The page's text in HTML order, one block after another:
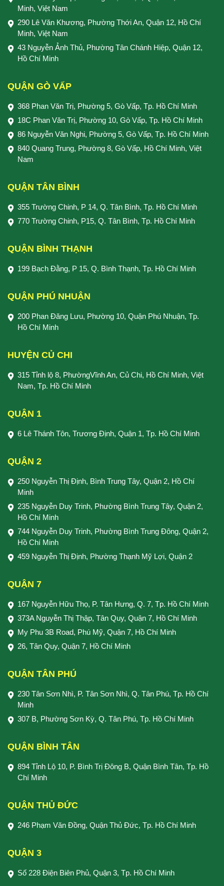
Minh, Việt Nam
290 Lê Văn Khương, Phường Thới An, Quận 12, Hồ Chí
Minh, Việt Nam
43 Nguyễn Ảnh Thủ, Phường Tân Chánh Hiệp, Quận 12,
Hồ Chí Minh
QUẬN GÒ VẤP
368 Phan Văn Trị, Phường 5, Gò Vấp, Tp. Hồ Chí Minh
18C Phan Văn Trị, Phường 10, Gò Vấp, Tp. Hồ Chí Minh
86 Nguyễn Văn Nghi, Phường 5, Gò Vấp, Tp. Hồ Chí Minh
840 Quang Trung, Phường 8, Gò Vấp, Hồ Chí Minh, Việt
Nam
QUẬN TÂN BÌNH
355 Trường Chinh, P 14, Q. Tân Bình, Tp. Hồ Chí Minh
770 Trường Chinh, P15, Q. Tân Bình, Tp. Hồ Chí Minh
QUẬN BÌNH THẠNH
199 Bạch Đằng, P 15, Q. Bình Thạnh, Tp. Hồ Chí Minh
QUẬN PHÚ NHUẬN
200 Phan Đăng Lưu, Phường 10, Quận Phú Nhuận, Tp.
Hồ Chí Minh
HUYỆN CỦ CHI
315 Tỉnh lộ 8, PhườngVĩnh An, Củ Chi, Hồ Chí Minh, Việt
Nam, Tp. Hồ Chí Minh
QUẬN 1
6 Lê Thánh Tôn, Trương Định, Quận 1, Tp. Hồ Chí Minh
QUẬN 2
250 Nguyễn Thị Định, Bình Trung Tây, Quận 2, Hồ Chí
Minh
235 Nguyễn Duy Trinh, Phường Bình Trung Tây, Quận 2,
Hồ Chí Minh
744 Nguyễn Duy Trinh, Phường Bình Trung Đông, Quận 2,
Hồ Chí Minh
459 Nguyễn Thị Định, Phường Thạnh Mỹ Lợi, Quận 2
QUẬN 7
167 Nguyễn Hữu Thọ, P. Tân Hưng, Q. 7, Tp. Hồ Chí Minh
373A Nguyễn Thị Thập, Tân Quy, Quận 7, Hồ Chí Minh
My Phu 3B Road, Phú Mỹ, Quận 7, Hồ Chí Minh
26, Tân Quy, Quận 7, Hồ Chí Minh
QUẬN TÂN PHÚ
230 Tân Sơn Nhì, P. Tân Sơn Nhì, Q. Tân Phú, Tp. Hồ Chí
Minh
307 B, Phường Sơn Kỳ, Q. Tân Phú, Tp. Hồ Chí Minh
QUẬN BÌNH TÂN
894 Tỉnh Lộ 10, P. Bình Trị Đông B, Quận Bình Tân, Tp. Hồ
Chí Minh
QUẬN THỦ ĐỨC
246 Phạm Văn Đồng, Quận Thủ Đức, Tp. Hồ Chí Minh
QUẬN 3
Số 228 Điện Biên Phủ, Quận 3, Tp. Hồ Chí Minh